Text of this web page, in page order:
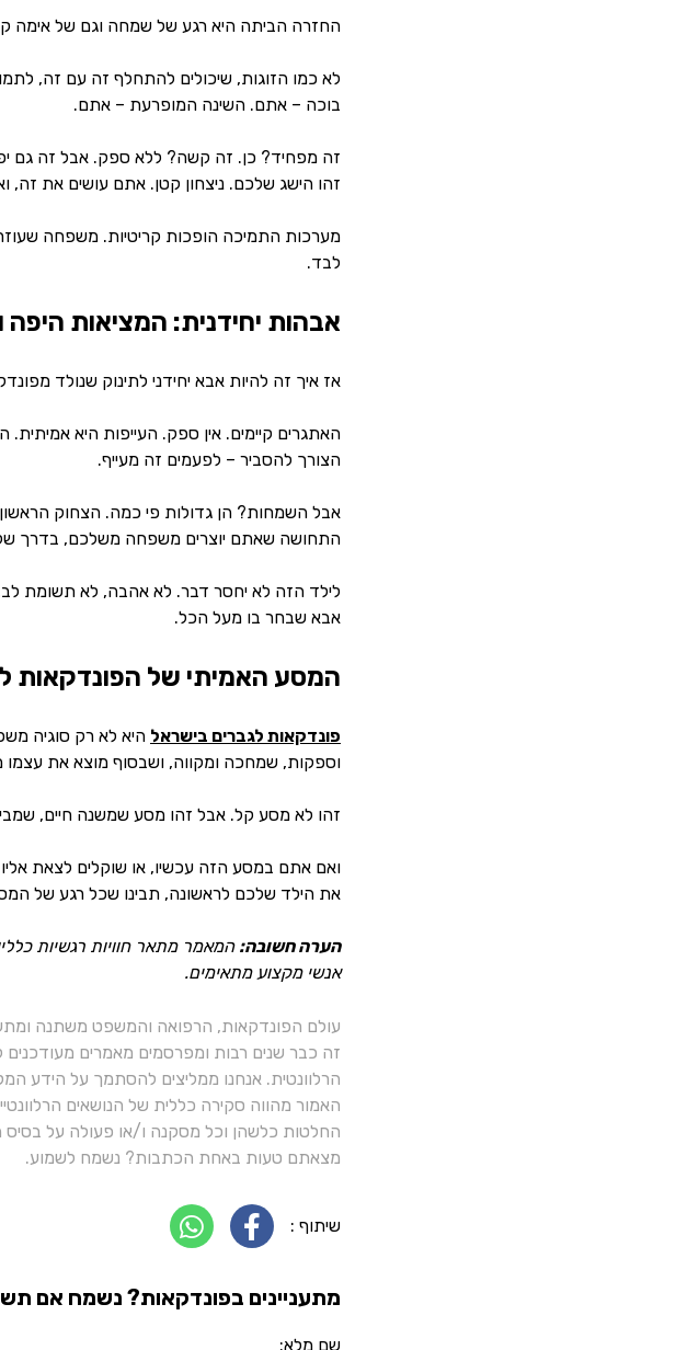
החזרה הביתה היא רגע של שמחה וגם של אימה
לא כמו הזוגות, שיכולים להתחלף זה עם זה,
בוכה – אתם. השינה המופרעת – אתם.
זה מפחיד? כן. זה קשה? ללא ספק. אבל זה גם
זהו הישג שלכם. ניצחון קטן. אתם עושים את זה,
מערכות התמיכה הופכות קריטיות. משפחה
לבד.
אבהות יחידנית: המציאות היפה
אז איך זה להיות אבא יחידני לתינוק שנולד
האתגרים קיימים. אין ספק. העייפות היא
הצורך להסביר – לפעמים זה מעייף.
אבל השמחות? הן גדולות פי כמה. הצחוק
התחושה שאתם יוצרים משפחה משלכם, בדרך
לילד הזה לא יחסר דבר. לא אהבה, לא תשומת
אבא שבחר בו מעל הכל.
המסע האמיתי של הפונדקאות
פונדקאות לגברים בישראל היא לא רק סוגיה
וספקות, שמחכה ומקווה, ושבסוף מוצא את עצמו
זהו לא מסע קל. אבל זהו מסע שמשנה חיים,
ואם אתם במסע הזה עכשיו, או שוקלים לצאת
את הילד שלכם לראשונה, תבינו שכל רגע של
הערה חשובה: המאמר מתאר חוויות רגשיות
אנשי מקצוע מתאימים.
עולם הפונדקאות, הרפואה והמשפט משתנה
זה כבר שנים רבות ומפרסמים מאמרים מעודכנים
הרלוונטית. אנחנו ממליצים להסתמך על הידע
האמור מהווה סקירה כללית של הנושאים
החלטות כלשהן וכל מסקנה ו/או פעולה על
מצאתם טעות באחת הכתבות? נשמח לשמוע.
שיתוף :
מתעניינים בפונדקאות? נשמח אם
שם מלא: